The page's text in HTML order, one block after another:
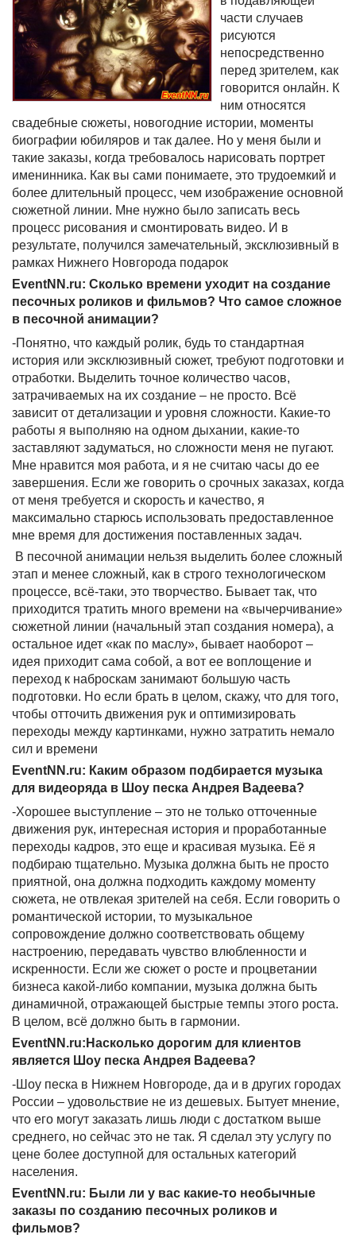
части случаев
рисуются
непосредственно
перед зрителем, как
говорится онлайн. К
ним относятся
свадебные сюжеты, новогодние истории, моменты
биографии юбиляров и так далее. Но у меня были и
такие заказы, когда требовалось нарисовать портрет
именинника. Как вы сами понимаете, это трудоемкий и
более длительный процесс, чем изображение основной
сюжетной линии. Мне нужно было записать весь
процесс рисования и смонтировать видео. И в
результате, получился замечательный, эксклюзивный в
рамках Нижнего Новгорода подарок
EventNN.ru: Сколько времени уходит на создание
песочных роликов и фильмов? Что самое сложное
в песочной анимации?
-Понятно, что каждый ролик, будь то стандартная
история или эксклюзивный сюжет, требуют подготовки и
отработки. Выделить точное количество часов,
затрачиваемых на их создание – не просто. Всё
зависит от детализации и уровня сложности. Какие-то
работы я выполняю на одном дыхании, какие-то
заставляют задуматься, но сложности меня не пугают.
Мне нравится моя работа, и я не считаю часы до ее
завершения. Если же говорить о срочных заказах, когда
от меня требуется и скорость и качество, я
максимально старюсь использовать предоставленное
мне время для достижения поставленных задач.
В песочной анимации нельзя выделить более сложный
этап и менее сложный, как в строго технологическом
процессе, всё-таки, это творчество. Бывает так, что
приходится тратить много времени на «вычерчивание»
сюжетной линии (начальный этап создания номера), а
остальное идет «как по маслу», бывает наоборот –
идея приходит сама собой, а вот ее воплощение и
переход к наброскам занимают большую часть
подготовки. Но если брать в целом, скажу, что для того,
чтобы отточить движения рук и оптимизировать
переходы между картинками, нужно затратить немало
сил и времени
EventNN.ru: Каким образом подбирается музыка
для видеоряда в Шоу песка Андрея Вадеева?
-Хорошее выступление – это не только отточенные
движения рук, интересная история и проработанные
переходы кадров, это еще и красивая музыка. Её я
подбираю тщательно. Музыка должна быть не просто
приятной, она должна подходить каждому моменту
сюжета, не отвлекая зрителей на себя. Если говорить о
романтической истории, то музыкальное
сопровождение должно соответствовать общему
настроению, передавать чувство влюбленности и
искренности. Если же сюжет о росте и процветании
бизнеса какой-либо компании, музыка должна быть
динамичной, отражающей быстрые темпы этого роста.
В целом, всё должно быть в гармонии.
EventNN.ru:Насколько дорогим для клиентов
является Шоу песка Андрея Вадеева?
-Шоу песка в Нижнем Новгороде, да и в других городах
России – удовольствие не из дешевых. Бытует мнение,
что его могут заказать лишь люди с достатком выше
среднего, но сейчас это не так. Я сделал эту услугу по
цене более доступной для остальных категорий
населения.
EventNN.ru: Были ли у вас какие-то необычные
заказы по созданию песочных роликов и
фильмов?